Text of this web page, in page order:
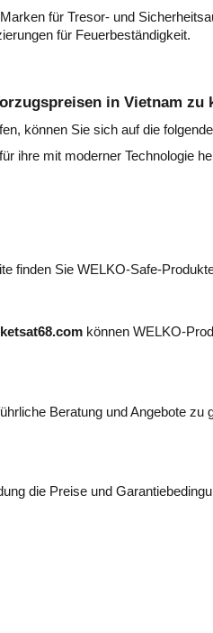
für Tresor- und
für Feuerbeständigkeit.
in Vietnam zu
können Sie sich auf die
ihre mit moderner Technologie
finden Sie WELKO-Safe-
ketsat68.com können WELKO-
Beratung und Angebote zu
die Preise und